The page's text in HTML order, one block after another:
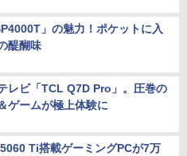
」の魅力！ポケットに入
醍醐味
レビ「TCL Q7D Pro」。圧巻の
ゲームが極上体験に
Ti搭載ゲーミングPCが7万